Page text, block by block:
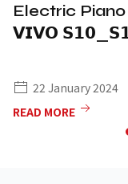
Electric
𝗩𝗜𝗩𝗢
22 January 2024
READ MORE